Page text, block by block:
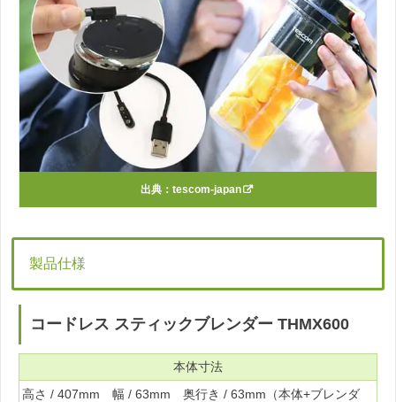
出典： tescom-japan
製品仕様
コードレス スティックブレンダー THMX600
本体寸法
高さ / 407mm 幅 / 63mm 奥行き / 63mm（本体+ブレンダ